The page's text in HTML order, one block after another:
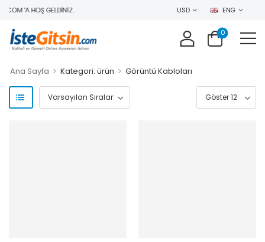
'A HOŞ GELDINIZ.. USD ENG
0
Ana Sayfa > Kategori: ürün > Görüntü Kabloları